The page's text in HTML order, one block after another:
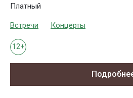
Платный
Встречи Концерты
12+